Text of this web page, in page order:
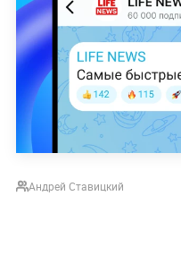
Андрей Ставицкий